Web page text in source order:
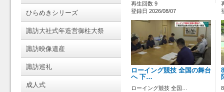
ひらめきシリーズ
諏訪大社式年造営御柱大祭
諏訪映像遺産
諏訪巡礼
成人式
再生回数 9
登録日 2026/08/07
ローイング競技 全国の舞台
へ 下…
ローイング競技 全国…